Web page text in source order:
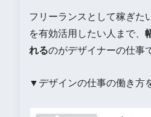
フリーランスとして稼ぎた
を有効活用したい人まで、
れるのがデザイナーの仕事
▼デザインの仕事の働き方